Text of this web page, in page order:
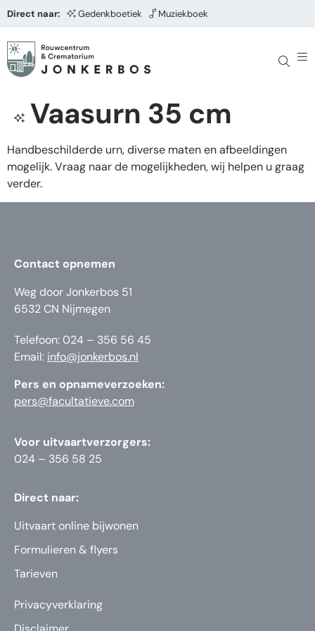
Direct naar: Gedenkboetiek Muziekboek
Vaasurn 35 cm
Handbeschilderde urn, diverse maten en afbeeldingen
mogelijk. Vraag naar de mogelijkheden, wij helpen u graag
verder.
Contact opnemen
Weg door Jonkerbos 51
6532 CN Nijmegen
Telefoon: 024 – 356 56 45
Email: info@jonkerbos.nl
Pers en opnameverzoeken:
pers@facultatieve.com
Voor uitvaartverzorgers:
024 – 356 58 25
Direct naar:
Uitvaart online bijwonen
Formulieren & flyers
Tarieven
Privacyverklaring